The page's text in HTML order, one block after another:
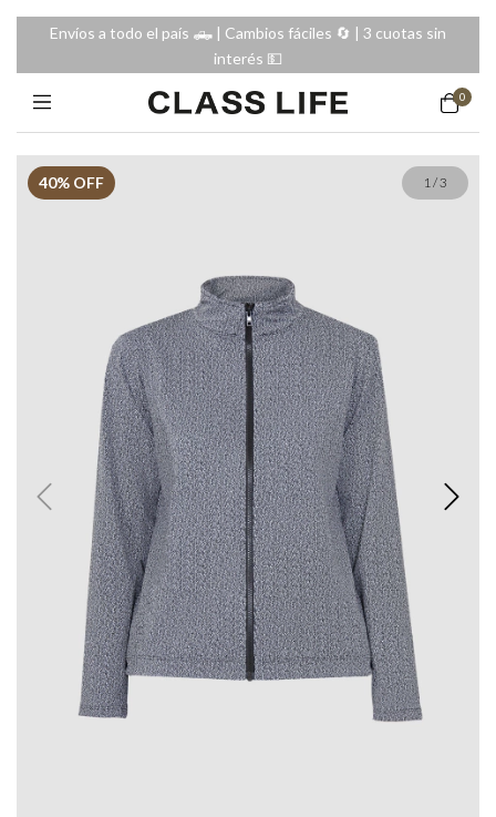
Envíos a todo el país 🛻 | Cambios fáciles 🔄️ | 3 cuotas sin
interés 💵
0
40% OFF 1/3